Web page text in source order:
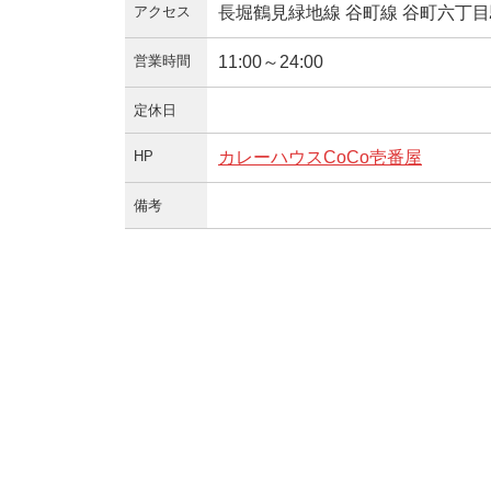
アクセス 長堀鶴見緑地線 谷町線 谷町六丁
営業時間 11:00～24:00
定休日
HP カレーハウスCoCo壱番屋
備考